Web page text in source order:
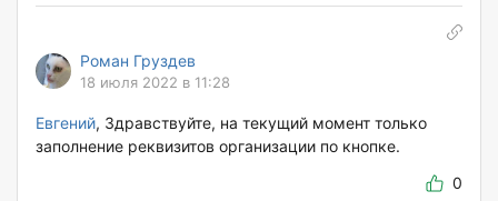
Роман Груздев
18 июля 2022 в 11:28
Евгений, Здравствуйте, на текущий момент только
заполнение реквизитов организации по кнопке.
0